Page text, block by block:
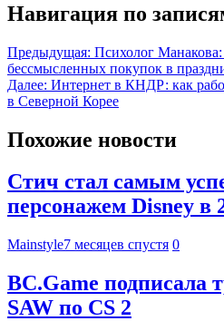
Навигация по
Предыдущая: Психолог
бессмысленных покупок в
Далее: Интернет в КНДР: как
в Северной Корее
Похожие новости
Стич стал самым
персонажем Disney в
Mainstyle7 месяцев спустя 0
BC.Game подписала
SAW по CS 2